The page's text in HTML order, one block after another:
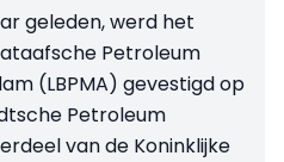
geleden, werd het
Petroleum
(LBPMA) gevestigd op
Petroleum
van de Koninklijke